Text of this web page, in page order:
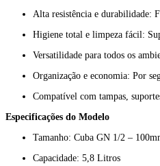
Alta resistência e durabilidade:
Higiene total e limpeza fácil:
Versatilidade para todos os
Organização e economia: Por
Compatível com tampas,
Especificações do Modelo
Tamanho: Cuba GN 1/2 –
Capacidade: 5,8 Litros